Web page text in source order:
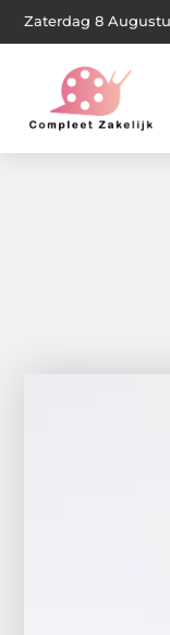
Zaterdag 8